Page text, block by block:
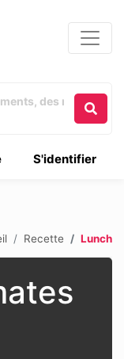
S'identifier
Recette Lunch